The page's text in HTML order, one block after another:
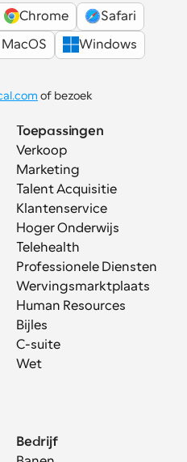
Chrome
Safari
MacOS
Windows
Toepassingen
Verkoop
Marketing
Talent Acquisitie
Klantenservice
Hoger Onderwijs
Telehealth
Professionele Diensten
Wervingsmarktplaats
Human Resources
Bijles
C-suite
Wet
Bedrijf